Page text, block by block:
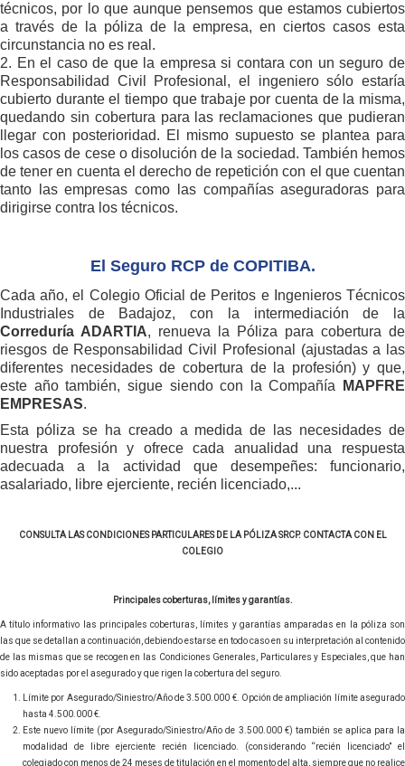
técnicos, por lo que aunque pensemos que estamos cubiertos
a través de la póliza de la empresa, en ciertos casos esta
circunstancia no es real.
2. En el caso de que la empresa si contara con un seguro de
Responsabilidad Civil Profesional, el ingeniero sólo estaría
cubierto durante el tiempo que trabaje por cuenta de la misma,
quedando sin cobertura para las reclamaciones que pudieran
llegar con posterioridad. El mismo supuesto se plantea para
los casos de cese o disolución de la sociedad. También hemos
de tener en cuenta el derecho de repetición con el que cuentan
tanto las empresas como las compañías aseguradoras para
dirigirse contra los técnicos.
El Seguro RCP de COPITIBA.
Cada año, el Colegio Oficial de Peritos e Ingenieros Técnicos
Industriales de Badajoz, con la intermediación de la
Correduría ADARTIA, renueva la Póliza para cobertura de
riesgos de Responsabilidad Civil Profesional (ajustadas a las
diferentes necesidades de cobertura de la profesión) y que,
este año también, sigue siendo con la Compañía
MAPFRE
EMPRESAS.
Esta póliza se ha creado a medida de las necesidades de
nuestra profesión y ofrece cada anualidad una respuesta
adecuada a la actividad que desempeñes: funcionario,
asalariado, libre ejerciente, recién licenciado,...
CONSULTA LAS CONDICIONES PARTICULARES DE LA PÓLIZA SRCP. CONTACTA CON EL
COLEGIO
Principales coberturas, límites y garantías.
A título informativo las principales coberturas, límites y garantías amparadas en la póliza son
las que se detallan a continuación, debiendo estarse en todo caso en su interpretación al contenido
de las mismas que se recogen en las Condiciones Generales, Particulares y Especiales, que han
sido aceptadas por el asegurado y que rigen la cobertura del seguro.
Límite por Asegurado/Siniestro/Año de 3.500.000 €. Opción de ampliación límite asegurado
hasta 4.500.000 €.
Este nuevo límite (por Asegurado/Siniestro/Año de 3.500.000 €) también se aplica para la
modalidad de libre ejerciente recién licenciado. (considerando “recién licenciado” el
colegiado con menos de 24 meses de titulación en el momento del alta, siempre que no realice